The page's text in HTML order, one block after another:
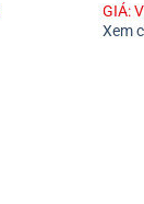
GIÁ:
Xem